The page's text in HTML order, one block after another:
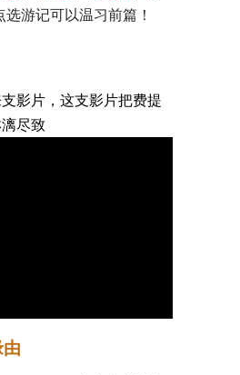
选游记可以温习前篇！
影片，这支影片把费提
尽致